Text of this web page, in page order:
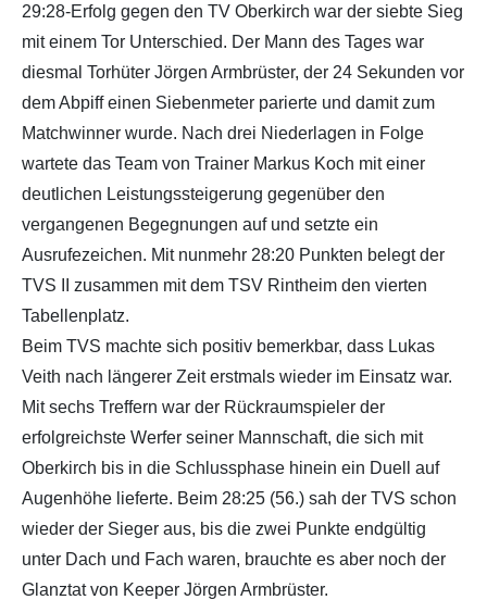
29:28-Erfolg gegen den TV Oberkirch war der siebte Sieg
mit einem Tor Unterschied. Der Mann des Tages war
diesmal Torhüter Jörgen Armbrüster, der 24 Sekunden vor
dem Abpiff einen Siebenmeter parierte und damit zum
Matchwinner wurde. Nach drei Niederlagen in Folge
wartete das Team von Trainer Markus Koch mit einer
deutlichen Leistungssteigerung gegenüber den
vergangenen Begegnungen auf und setzte ein
Ausrufezeichen. Mit nunmehr 28:20 Punkten belegt der
TVS II zusammen mit dem TSV Rintheim den vierten
Tabellenplatz.
Beim TVS machte sich positiv bemerkbar, dass Lukas
Veith nach längerer Zeit erstmals wieder im Einsatz war.
Mit sechs Treffern war der Rückraumspieler der
erfolgreichste Werfer seiner Mannschaft, die sich mit
Oberkirch bis in die Schlussphase hinein ein Duell auf
Augenhöhe lieferte. Beim 28:25 (56.) sah der TVS schon
wieder der Sieger aus, bis die zwei Punkte endgültig
unter Dach und Fach waren, brauchte es aber noch der
Glanztat von Keeper Jörgen Armbrüster.